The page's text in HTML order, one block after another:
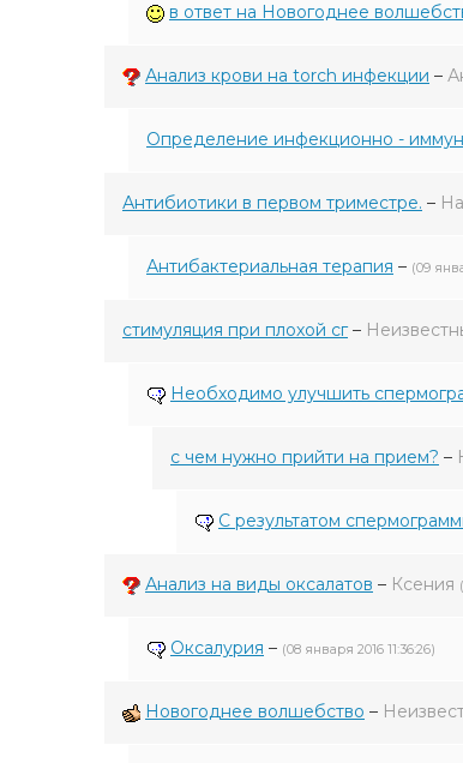
в ответ на Новогоднее
Анализ крови на torch инфекции –
Определение инфекционно -
Антибиотики в первом триместре. –
Антибактериальная терапия – (09
стимуляция при плохой сг–
Необходимо улучшить
с чем нужно прийти на прием? –
С результатом
Анализ на виды оксалатов – Ксения
Оксалурия – (08 января 2016 11:36:26)
Новогоднее волшебство –